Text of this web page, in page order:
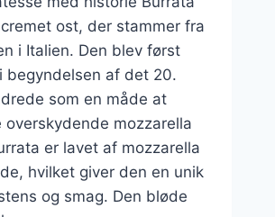
ost, der stammer fra
i Italien. Den blev først
begyndelsen af det 20.
som en måde at
overskydende mozzarella
er lavet af mozzarella
hvilket giver den en unik
og smag. Den bløde